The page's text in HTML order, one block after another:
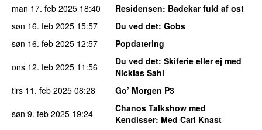
man 17. feb 2025 18:40 Residensen: Badekar fuld af ost
søn 16. feb 2025 15:57 Du ved det: Gobs
søn 16. feb 2025 12:57
Popdatering
ons 12. feb 2025 11:56 Du ved det: Skiferie eller ej med
Nicklas Sahl
tirs 11. feb 2025 08:28
Go’ Morgen P3
søn 9. feb 2025 19:24
Chanos Talkshow med
Kendisser: Med Carl Knast